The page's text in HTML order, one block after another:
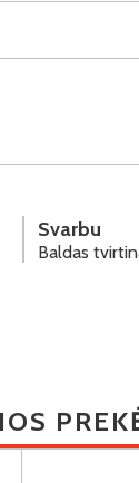
Svarbu
Baldas